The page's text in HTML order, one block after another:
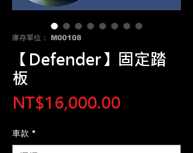
庫存單位： M00108
【Defender】固定踏
板
NT$16,000.00
車款 *